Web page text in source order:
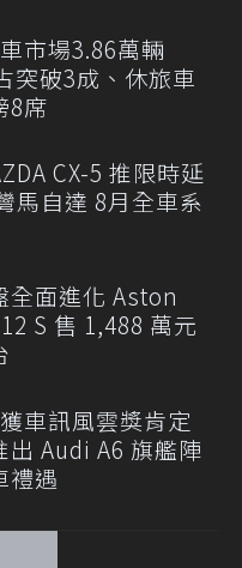
市場3.86萬輛
突破3成、休旅車
8席
CX-5 推限時延
馬自達 8月全車系
全面進化 Aston
S 售 1,488 萬元
車訊風雲獎肯定
出 Audi A6 旗艦陣
禮遇